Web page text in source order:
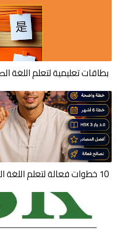
بطاقات تعليمية لتعلم اللغة
10 خطوات فعالة لتعلم اللغة الصينية للمبتدئين